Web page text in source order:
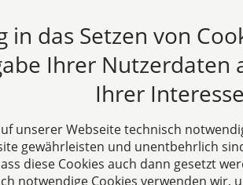
Firma umzustrukturieren? Dann
auf dem Ihr geschäftlicher
in das Setzen von
Ihrer Nutzerdaten
Ihrer
unserer Webseite technisch
gewährleisten und unentbehrlich
diese Cookies auch dann gesetzt
notwendige Cookies verwenden wir,